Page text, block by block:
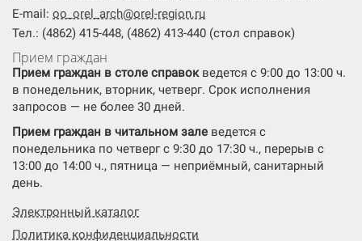
E-mail: oo_orel_arch@orel-region.ru
Тел.: (4862) 415-448, (4862) 413-440 (стол справок)
Прием граждан
Прием граждан в столе справокведется с 9:00 до 13:00 ч.
в понедельник, вторник, четверг. Срок исполнения
запросов — не более 30 дней.
Прием граждан в читальном зале ведется с
понедельника по четверг с 9:30 до 17:30 ч., перерыв с
13:00 до 14:00 ч., пятница — неприёмный, санитарный
день.
Электронный каталог
Политика конфиденциальности